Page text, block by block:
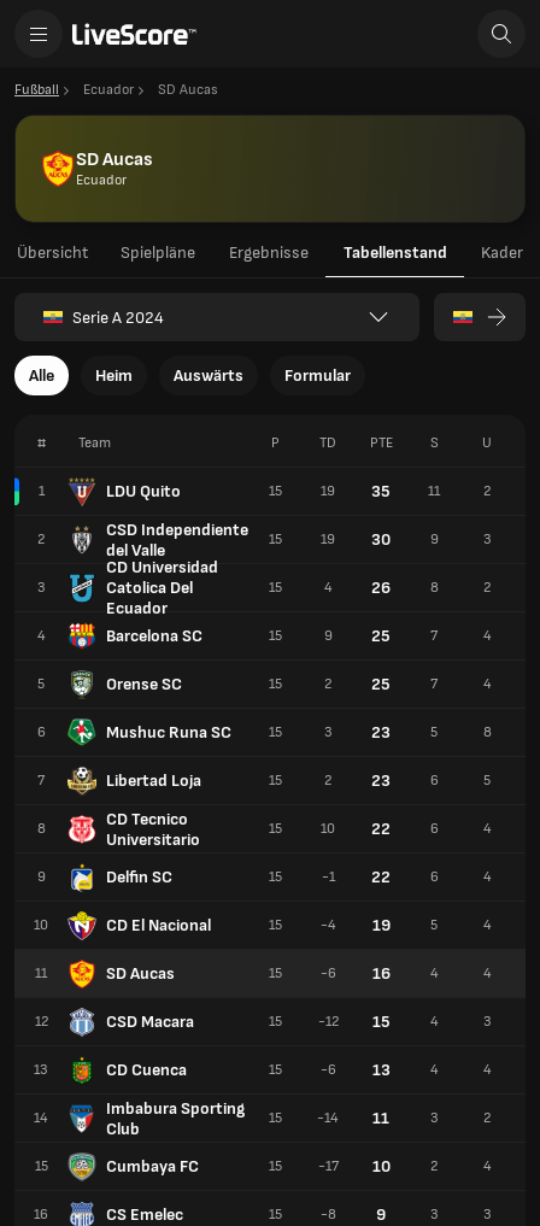
Fußball Ecuador SD Aucas
SD Aucas
Ecuador
Übersicht Spielpläne Ergebnisse Tabellenstand Kader
Serie A 2024
Alle Heim Auswärts Formular
# Team
1 LDU Quito
2
CSD Independiente
del Valle
3
CD Universidad
Catolica Del
Ecuador
4 Barcelona SC
5 Orense SC
6 Mushuc Runa SC
7 Libertad Loja
8
CD Tecnico
Universitario
9 Delfin SC
10 CD El Nacional
11 SD Aucas
12 CSD Macara
13 CD Cuenca
14
Imbabura Sporting
Club
15 Cumbaya FC
16 CS Emelec
P TD PTE S U
15 19 35 11 2
15 19 30 9 3
15 4 26 8 2
15 9 25 7 4
15 2 25 7 4
15 3 23 5 8
15 2 23 6 5
15 10 22 6 4
15 -1 22 6 4
15 -4 19 5 4
15 -6 16 4 4
15 -12 15 4 3
15 -6 13 4 4
15 -14 11 3 2
15 -17 10 2 4
15 -8 9 3 3